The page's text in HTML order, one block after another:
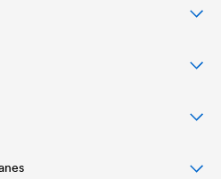
сооружения
и водозащитные
И ДОКУМЕНТАЦИЯ
прайс-лист ООО